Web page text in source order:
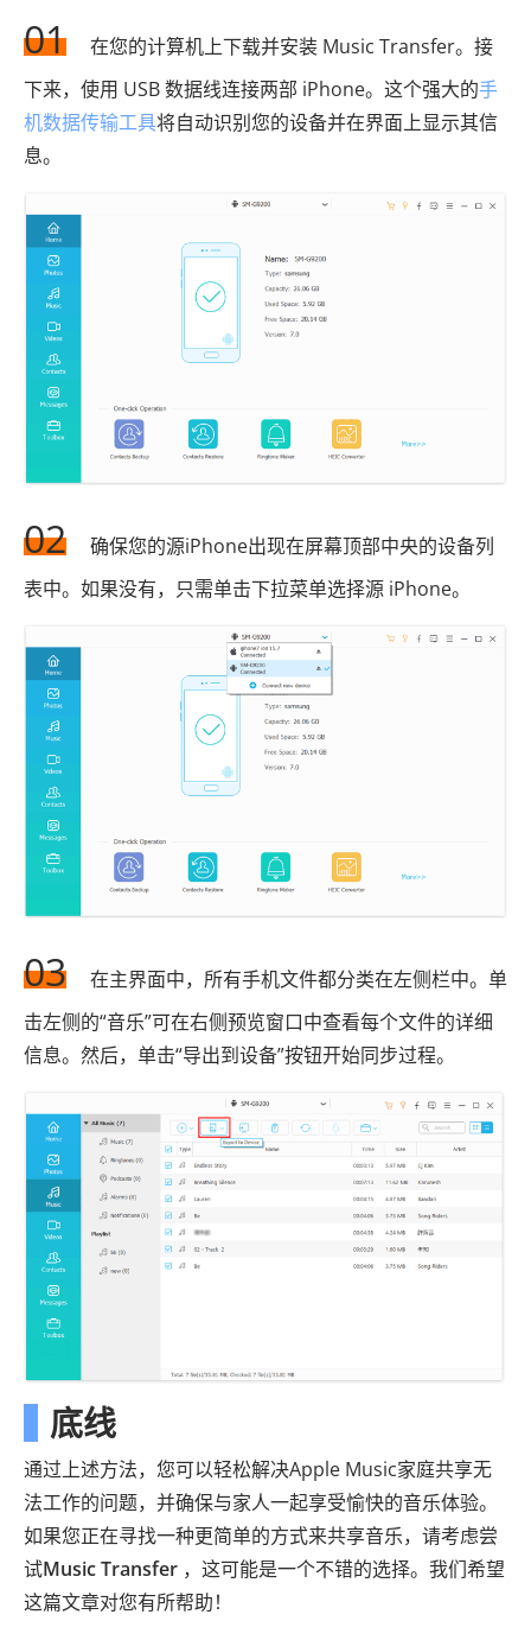
01
在您的计算机上下载并安装 Music Transfer。接
下来，使用 USB 数据线连接两部 iPhone。这个强大的手
机数据传输工具将自动识别您的设备并在界面上显示其信
息。
02
确保您的源iPhone出现在屏幕顶部中央的设备列
表中。如果没有，只需单击下拉菜单选择源 iPhone。
03
在主界面中，所有手机文件都分类在左侧栏中。单
击左侧的“音乐”可在右侧预览窗口中查看每个文件的详细
信息。然后，单击“导出到设备”按钮开始同步过程。
底线
通过上述方法，您可以轻松解决Apple Music家庭共享无
法工作的问题，并确保与家人一起享受愉快的音乐体验。
如果您正在寻找一种更简单的方式来共享音乐，请考虑尝
试Music Transfer ，这可能是一个不错的选择。我们希望
这篇文章对您有所帮助！